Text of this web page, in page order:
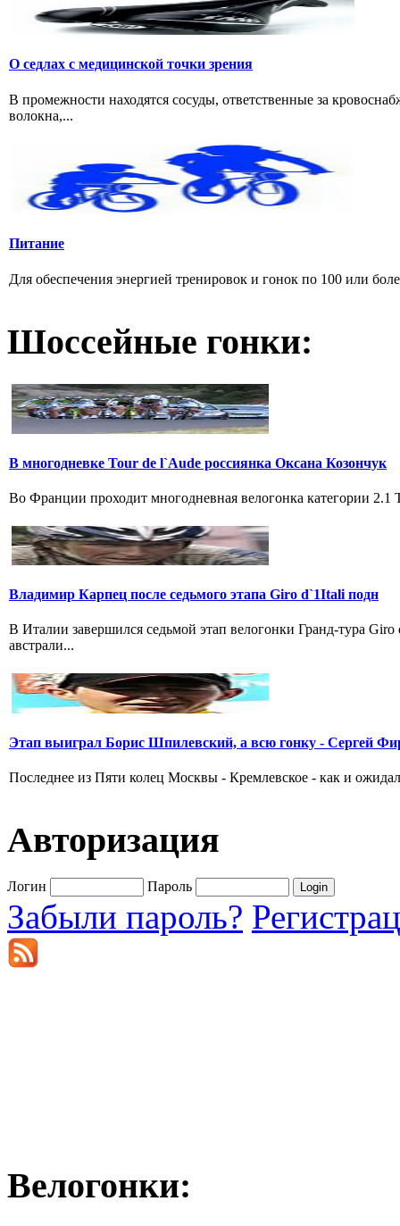
О седлах с медицинской точки зрения
В промежности находятся сосуды, ответственные за
волокна,...
Питание
Для обеспечения энергией тренировок и гонок по 100 или
Шоссейные гонки:
В многодневке Tour de l`Aude россиянка Оксана Козончук
Во Франции проходит многодневная велогонка категории
Владимир Карпец после седьмого этапа Giro d`1Itali подн
В Италии завершился седьмой этап велогонки Гранд-тура
австрали...
Этап выиграл Борис Шпилевский, а всю гонку - Сергей
Последнее из Пяти колец Москвы - Кремлевское - как и
Авторизация
Логин Пароль
Забыли пароль?
Велогонки: